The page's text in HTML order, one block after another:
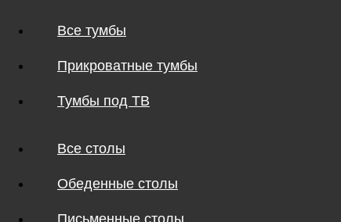
Все тумбы
Прикроватные тумбы
Тумбы под ТВ
Все столы
Обеденные столы
Письменные столы